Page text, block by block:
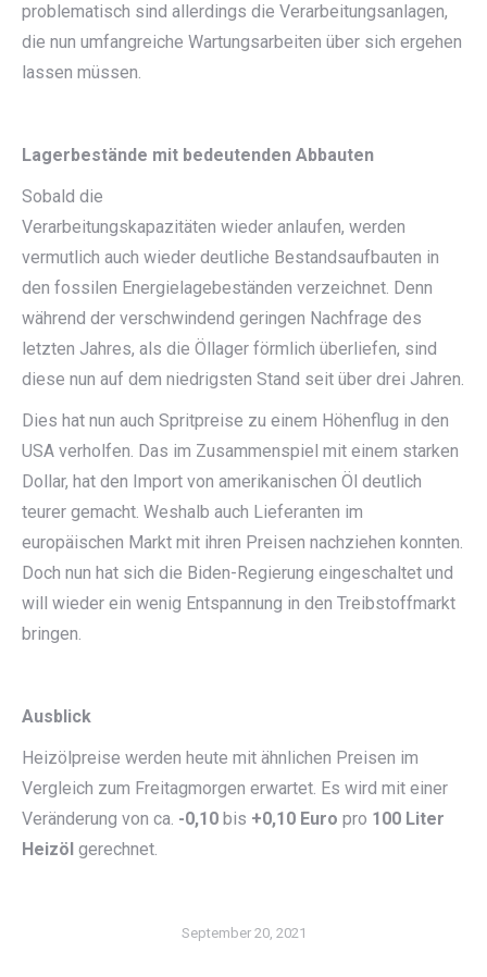
problematisch sind allerdings die Verarbeitungsanlagen,
die nun umfangreiche Wartungsarbeiten über sich ergehen
lassen müssen.
Lagerbestände mit bedeutenden Abbauten
Sobald die
Verarbeitungskapazitäten wieder anlaufen, werden
vermutlich auch wieder deutliche Bestandsaufbauten in
den fossilen Energielagebeständen verzeichnet. Denn
während der verschwindend geringen Nachfrage des
letzten Jahres, als die Öllager förmlich überliefen, sind
diese nun auf dem niedrigsten Stand seit über drei Jahren.
Dies hat nun auch Spritpreise zu einem Höhenflug in den
USA verholfen. Das im Zusammenspiel mit einem starken
Dollar, hat den Import von amerikanischen Öl deutlich
teurer gemacht. Weshalb auch Lieferanten im
europäischen Markt mit ihren Preisen nachziehen konnten.
Doch nun hat sich die Biden-Regierung eingeschaltet und
will wieder ein wenig Entspannung in den Treibstoffmarkt
bringen.
Ausblick
Heizölpreise werden heute mit ähnlichen Preisen im
Vergleich zum Freitagmorgen erwartet. Es wird mit einer
Veränderung von ca. -0,10 bis +0,10 Euro pro 100 Liter
Heizöl gerechnet.
September 20, 2021